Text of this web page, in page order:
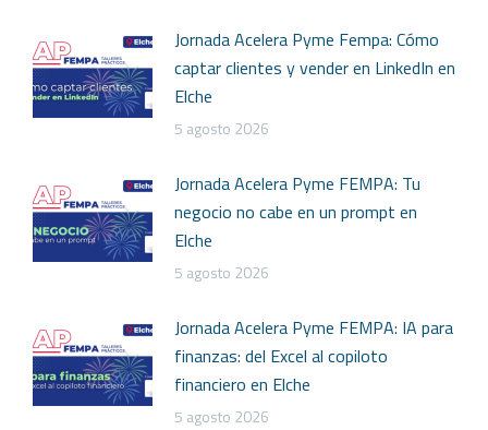
Jornada Acelera Pyme Fempa: Cómo
captar clientes y vender en LinkedIn en
Elche
5 agosto 2026
Jornada Acelera Pyme FEMPA: Tu
negocio no cabe en un prompt en
Elche
5 agosto 2026
Jornada Acelera Pyme FEMPA: IA para
finanzas: del Excel al copiloto
financiero en Elche
5 agosto 2026